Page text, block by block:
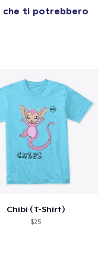
che ti potrebbero
Chibi (T-Shirt)
$25